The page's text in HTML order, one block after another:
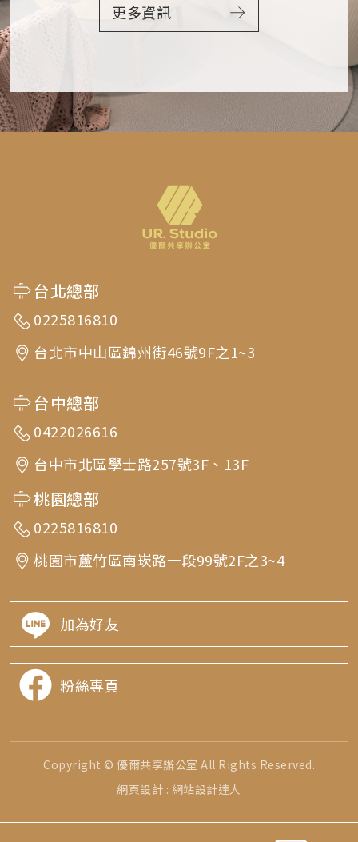
更多資訊
台北總部
0225816810
台北市中山區錦州街46號9F之1~3
台中總部
0422026616
台中市北區學士路257號3F、13F
桃園總部
0225816810
桃園市蘆竹區南崁路一段99號2F之3~4
加為好友
粉絲專頁
Copyright © 優爾共享辦公室 All Rights Reserved.
網頁設計 : 網站設計達人